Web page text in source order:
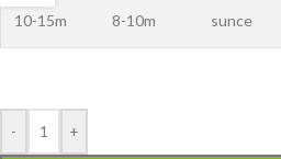
10-15m 8-10m sunce
- +